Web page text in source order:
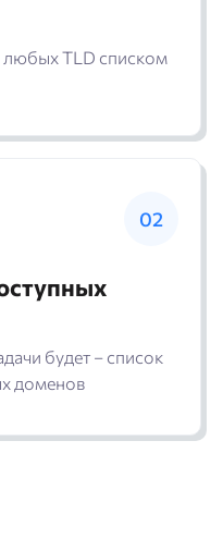
любых TLD списком
будет – список
доменов